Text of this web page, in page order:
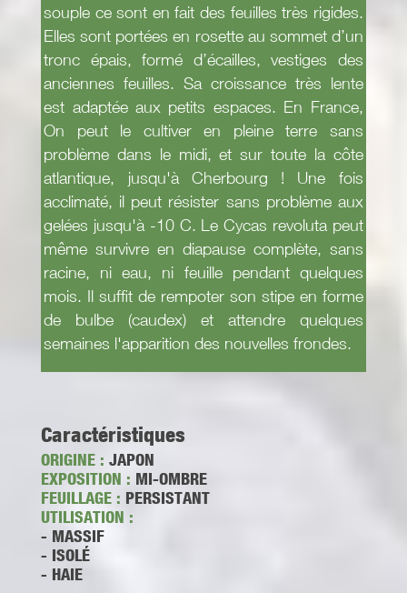
souple ce sont en fait des feuilles très rigides.
Elles sont portées en rosette au sommet d’un
tronc épais, formé d’écailles, vestiges des
anciennes feuilles. Sa croissance très lente
est adaptée aux petits espaces. En France,
On peut le cultiver en pleine terre sans
problème dans le midi, et sur toute la côte
atlantique, jusqu'à Cherbourg ! Une fois
acclimaté, il peut résister sans problème aux
gelées jusqu'à -10 C. Le Cycas revoluta peut
même survivre en diapause complète, sans
racine, ni eau, ni feuille pendant quelques
mois. Il suffit de rempoter son stipe en forme
de bulbe (caudex) et attendre quelques
semaines l'apparition des nouvelles frondes.
Caractéristiques
ORIGINE : JAPON
EXPOSITION : MI-OMBRE
FEUILLAGE : PERSISTANT
UTILISATION :
- MASSIF
- ISOLÉ
- HAIE